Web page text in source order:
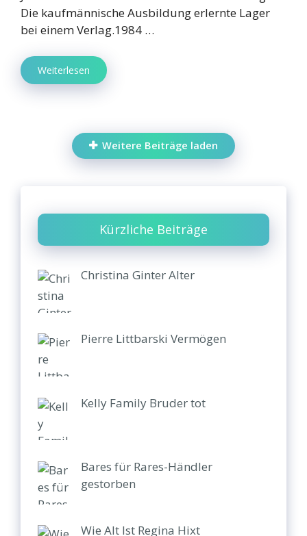
Die kaufmännische Ausbildung erlernte Lager
bei einem Verlag.1984 …
Weiterlesen
Weitere Beiträge laden
Kürzliche Beiträge
Christina Ginter Alter
Pierre Littbarski Vermögen
Kelly Family Bruder tot
Bares für Rares-Händler
gestorben
Wie Alt Ist Regina Hixt